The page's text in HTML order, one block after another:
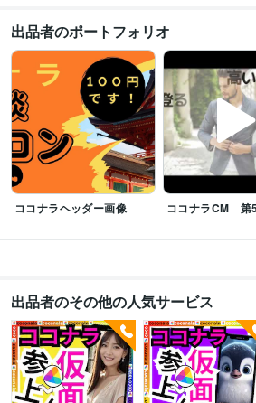
ココナラ レギュラーランク
校の作文・・・『家を探せばある』
高校の作
くない』
父親に褒められた・・・・スゴい昔
スゴい昔
友人に誕生日を祝われた
小、中、高
る・・・コレ本当です
小、中、高の学力テス
バキ倒される
和太鼓で地域行事で演奏
和太
社で演奏多数 国内美容大会カラー部門で入賞
マ部門で入賞経験多数 国内美容大会カット部
大会アップ部門で入賞経験多数
ビジネス・クリエイティブツール
WordPress:5年Excel:5年 Google サイト:10年
その他ツール
コミュニケーションスキル:20年
生来の愚痴聞き、寄り添い、思いやる精神:20年
日本語をネイティブに話せる資格:20年人の美点
話しやすい人柄:20年杓子定規に物を考えない
大所高所に物を見る:20年
ヘアカラー施術:10年
出品者のポートフォリオ
ココナラヘッダー画像 ココナラCM 第
出品者のその他の人気サービス